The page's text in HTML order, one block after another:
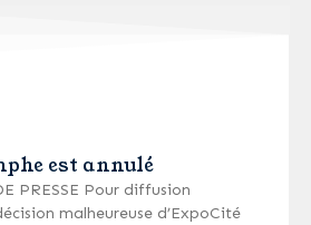
est annulé
PRESSE Pour diffusion
malheureuse d’ExpoCité